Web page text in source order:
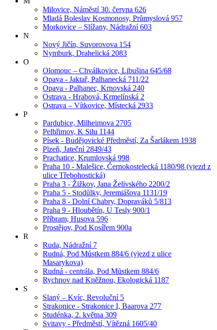
Milovice, Náměstí 30. června 626
Mladá Boleslav Kosmonosy, Průmyslová 957
Morkovice – Slížany, Nádražní 603
N
Nový Jičín, Suvorovova 154
Nymburk, Drahelická 2083
O
Olomouc – Chválkovice, Libušina 645/68
Opava - Jaktař, Palhanecká 711/22
Opava - Palhanec, Krnovská 240
Ostrava - Hrabová, Krmelínská 2
Ostrava – Vítkovice, Místecká 2933
P
Pardubice, Milheimova 2705
Pelhřimov, K Silu 1144
Písek - Budějovické Předměstí, Za Šarlákem 1938
Plzeň, Jateční 2849/43
Prachatice, Krumlovská 998
Praha 10 - Malešice, Černokostelecká 1180/98 (vjezd z
ulice Třebohostická)
Praha 3 - Žižkov, Jana Želivského 2200/2
Praha 5 - Stodůlky, Jeremiášova 1131/19
Praha 8 - Dolní Chabry, Dopraváků 5/813
Praha 9 - Hloubětín, U Tesly 900/1
Příbram, Husova 596
Prostějov, Pod Kosířem 900a
R
Ruda, Nádražní 7
Rudná, Pod Můstkem 884/6 (vjezd z ulice
Masarykova)
Rudná - centrála, Pod Můstkem 884/6
Rychnov nad Kněžnou, Ekologická 1187
S
Slaný – Kvíc, Revoluční 5
Strakonice - Strakonice I, Baarova 277
Studénka, 2. května 309
Svitavy - Předměstí, Vítězná 1605/40